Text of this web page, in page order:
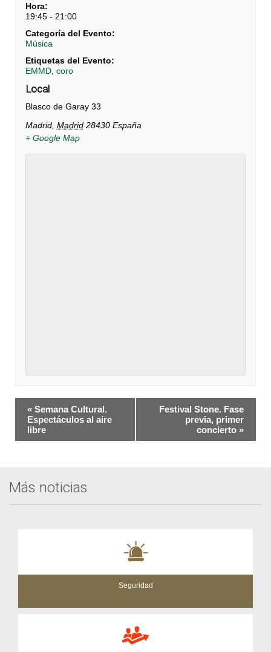
Hora:
19:45 - 21:00
Categoría del Evento:
Música
Etiquetas del Evento:
EMMD, coro
Local
Blasco de Garay 33
Madrid, Madrid 28430 España
+ Google Map
Navegación
del
Evento
« Semana Cultural.
Espectáculos al aire
libre
Festival Stone. Fase
previa, primer
concierto »
Más noticias
Seguridad